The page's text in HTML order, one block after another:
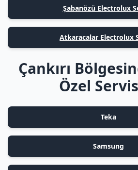
Şabanözü Electrolux
Atkaracalar Electrolux
Çankırı
Özel
Teka
Samsung